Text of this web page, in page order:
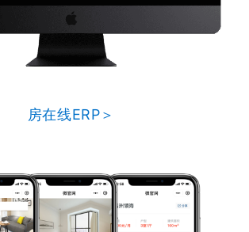
房在线ERP＞